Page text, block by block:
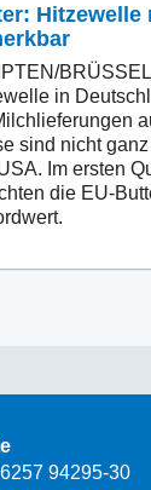
Hitzewelle
in
sind nicht
Im ersten
die EU-
94295-30